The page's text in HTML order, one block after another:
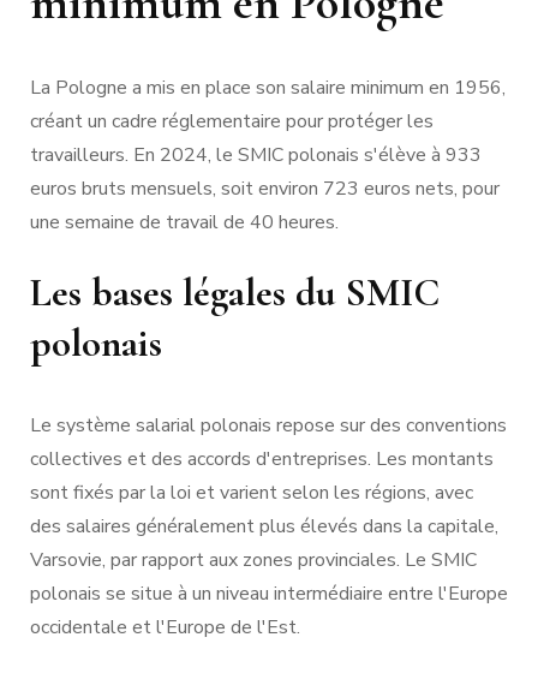
La Pologne a mis en place son salaire minimum en 1956,
créant un cadre réglementaire pour protéger les
travailleurs. En 2024, le SMIC polonais s'élève à 933
euros bruts mensuels, soit environ 723 euros nets, pour
une semaine de travail de 40 heures.
Les bases légales du SMIC
polonais
Le système salarial polonais repose sur des conventions
collectives et des accords d'entreprises. Les montants
sont fixés par la loi et varient selon les régions, avec
des salaires généralement plus élevés dans la capitale,
Varsovie, par rapport aux zones provinciales. Le SMIC
polonais se situe à un niveau intermédiaire entre l'Europe
occidentale et l'Europe de l'Est.